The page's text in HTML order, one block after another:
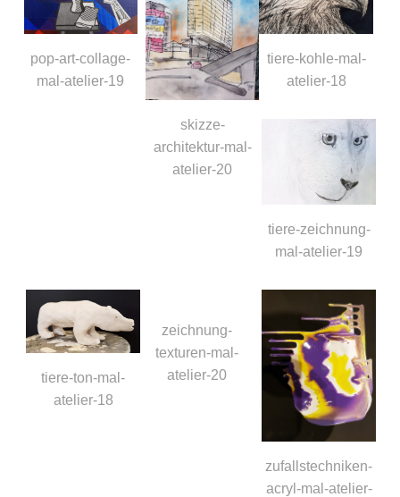
pop-art-collage-
mal-atelier-19
skizze-
architektur-mal-
atelier-20
tiere-kohle-mal-
atelier-18
tiere-zeichnung-
mal-atelier-19
tiere-ton-mal-
atelier-18
zeichnung-
texturen-mal-
atelier-20
zufallstechniken-
acryl-mal-atelier-